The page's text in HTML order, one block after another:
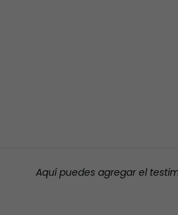
Aquí puedes agregar el